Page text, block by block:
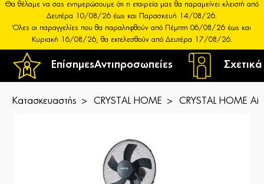
ΕπίσημεςΑντιπροσωπείες
Θα θέλαμε να σας ενημερώσουμε ότι η εταιρεία μας θα παραμείνει κλειστή από
Δευτέρα 10/08/26 έως και Παρασκευή 14/08/26.
Όλες οι παραγγελίες που θα παραληφθούν από Πέμπτη 06/08/26 έως και
Κυριακή 16/08/26, θα εκτελεσθούν από Δευτέρα 17/08/26.
Κατασκευαστής CRYSTAL HOME CRYSTAL HOME